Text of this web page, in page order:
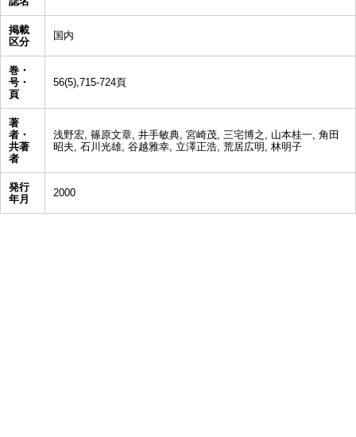
掲載
区分
国内
巻・
号・
頁
56(5),715-724頁
著
者・
共著
者
浅野宏, 篠原文章, 井手敏典, 宮崎茂, 三宅博之, 山本桂一, 角田
昭夫, 石川光雄, 谷越雅幸, 立澤正浩, 荒居広明, 林明子
発行
年月
2000